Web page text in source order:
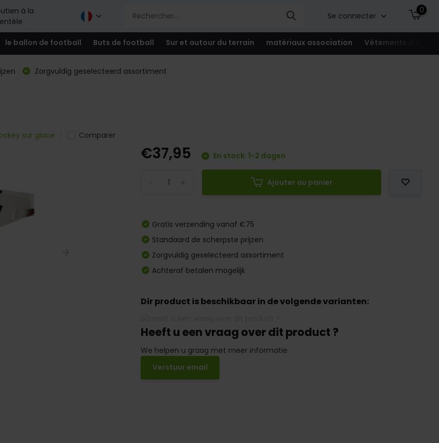
à la
Se connecter
0
le ballon de football Buts de football Sur et autour du terrain matériaux association Vêtements
Zorgvuldig geselecteerd assortiment
sur glace Comparer
€37,95 En stock: 1-2 dagen
Ajouter au panier
Gratis verzending vanaf €75
Standaard de scherpste prijzen
Zorgvuldig geselecteerd assortiment
Achteraf betalen mogelijk
Dir product is beschikbaar in de volgende varianten:
Heeft u een vraag over dit product ?
We helpen u graag met meer informatie
Verstuur email